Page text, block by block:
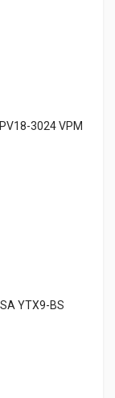
3024 VPM
YTX9-BS